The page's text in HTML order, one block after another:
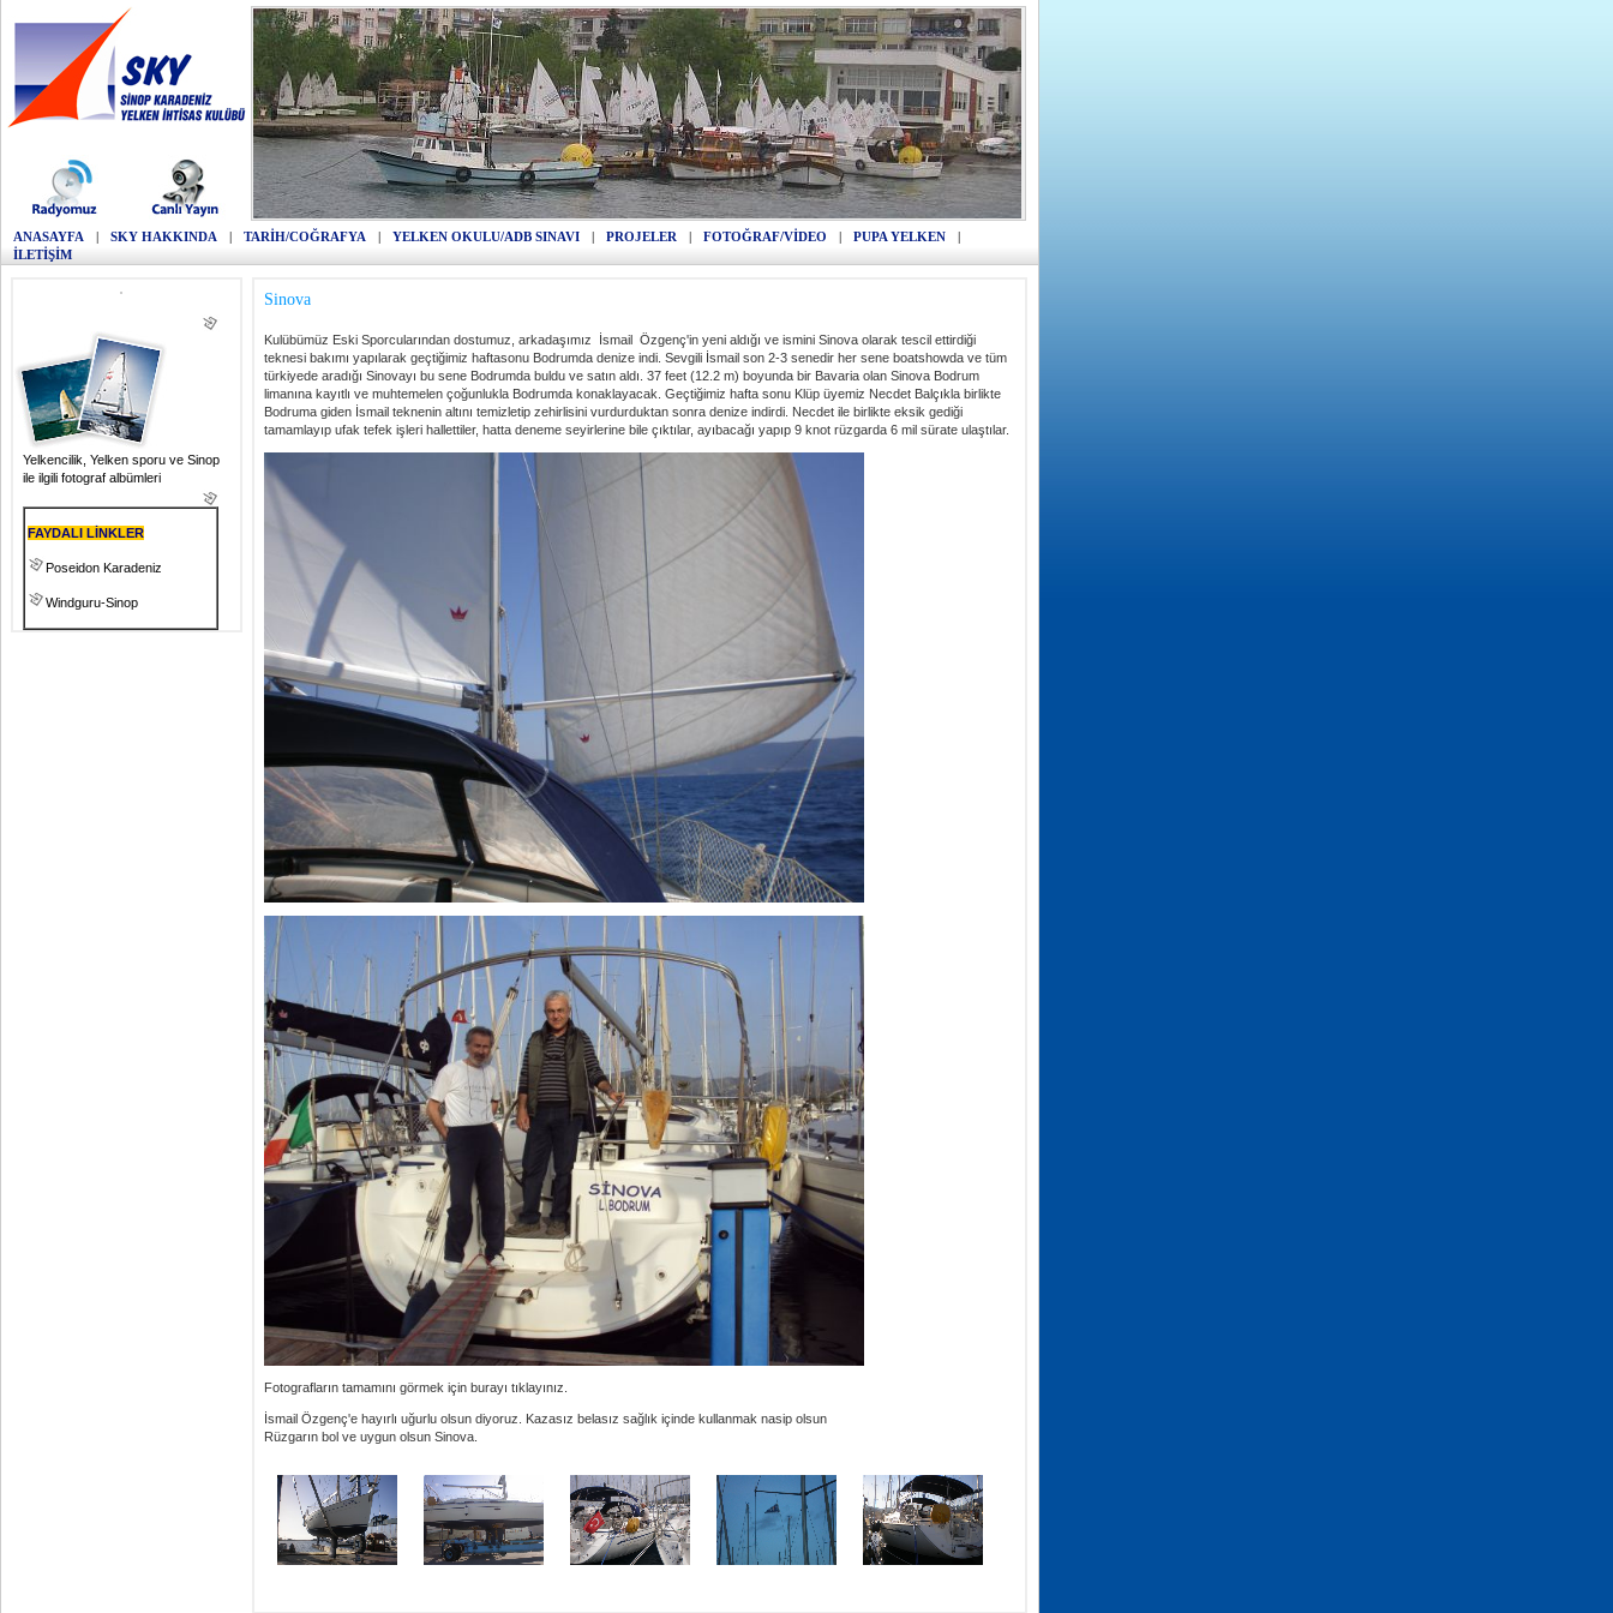
ANASAYFA | SKY HAKKINDA | TARİH/COĞRAFYA | YELKEN OKULU/ADB SINAVI | PROJELER | FOTOĞRAF/VİDEO | PUPA YELKEN
|
İLETİŞİM
Yelkencilik, Yelken sporu ve Sinop
ile ilgili fotograf albümleri
FAYDALI LİNKLER
Poseidon Karadeniz
Windguru-Sinop
Sinova
Kulübümüz Eski Sporcularından dostumuz, arkadaşımız İsmail Özgenç'in yeni aldığı ve ismini Sinova olarak tescil ettirdiği
teknesi bakımı yapılarak geçtiğimiz haftasonu Bodrumda denize indi. Sevgili İsmail son 2-3 senedir her sene boatshowda ve tüm
türkiyede aradığı Sinovayı bu sene Bodrumda buldu ve satın aldı. 37 feet (12.2 m) boyunda bir Bavaria olan Sinova Bodrum
limanına kayıtlı ve muhtemelen çoğunlukla Bodrumda konaklayacak. Geçtiğimiz hafta sonu Klüp üyemiz Necdet Balçıkla birlikte
Bodruma giden İsmail teknenin altını temizletip zehirlisini vurdurduktan sonra denize indirdi. Necdet ile birlikte eksik gediği
tamamlayıp ufak tefek işleri hallettiler, hatta deneme seyirlerine bile çıktılar, ayıbacağı yapıp 9 knot rüzgarda 6 mil sürate ulaştılar.
Fotografların tamamını görmek için burayı tıklayınız.
İsmail Özgenç'e hayırlı uğurlu olsun diyoruz. Kazasız belasız sağlık içinde kullanmak nasip olsun
Rüzgarın bol ve uygun olsun Sinova.